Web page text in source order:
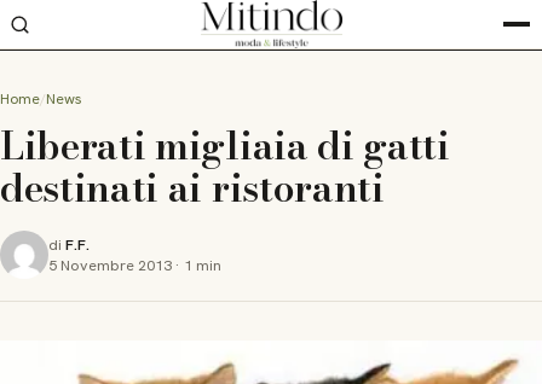
Home News
Liberati migliaia di gatti
destinati ai ristoranti
di F.F.
5 Novembre 2013 · 1 min